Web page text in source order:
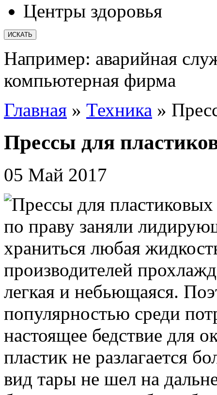
Центры здоровья
Например: аварийная
компьютерная фирма
Главная » Техника »
Прессы для
05 Май 2017
по праву заняли
храниться любая
производителей
легкая и небьющаяся.
популярностью среди
настоящее бедствие для
пластик не разлагается
вид тары не шел на